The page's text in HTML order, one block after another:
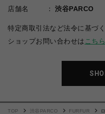
店舗名
渋谷PARCO
特定商取引法など法令に基づ
ショップお問い合わせは こちら
TOP 渋谷PARCO FURFUR